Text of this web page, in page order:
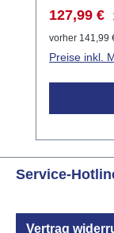
ermöglicht.
127,99 €
vorher 141,99
Preise inkl.
Service-
Vertrag